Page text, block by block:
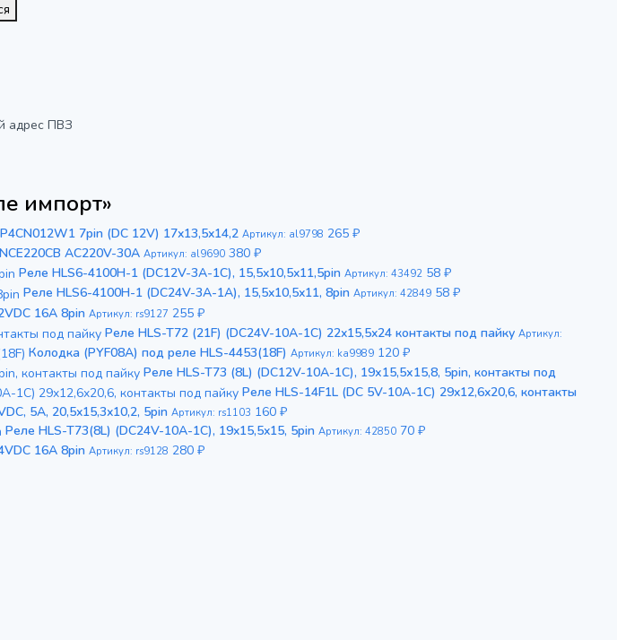
адрес ПВЗ
импорт»
7pin (DC 12V) 17x13,5x14,2 Артикул: al9798 265 ₽
AC220V-30A Артикул: al9690 380 ₽
Реле HLS6-4100H-1 (DC12V-3A-1C), 15,5x10,5x11,5pin Артикул: 43492 58 ₽
Реле HLS6-4100H-1 (DC24V-3A-1A), 15,5x10,5x11, 8pin Артикул: 42849 58 ₽
16A 8pin Артикул: rs9127 255 ₽
Реле HLS-T72 (21F) (DC24V-10A-1C) 22x15,5x24 контакты под пайку Артикул:
Колодка (PYF08A) под реле HLS-4453(18F) Артикул: ka9989 120 ₽
Реле HLS-T73 (8L) (DC12V-10A-1C), 19х15,5х15,8, 5pin, контакты под
Реле HLS-14F1L (DC 5V-10A-1C) 29x12,6x20,6, контакты
5A, 20,5x15,3x10,2, 5pin Артикул: rs1103 160 ₽
Реле HLS-T73(8L) (DC24V-10A-1C), 19x15,5x15, 5pin Артикул: 42850 70 ₽
16A 8pin Артикул: rs9128 280 ₽